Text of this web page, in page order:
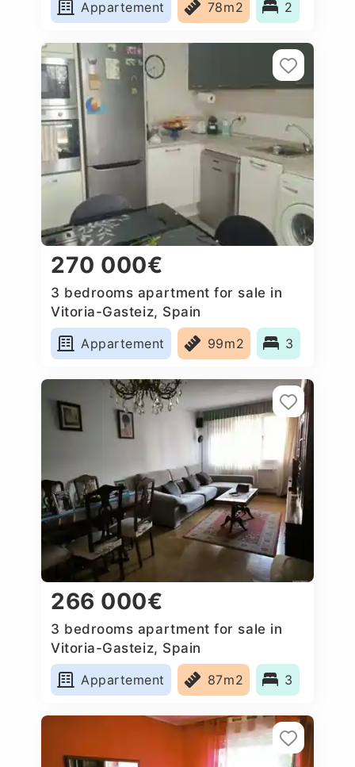
Appartement 78m2 2
270 000€
3 bedrooms apartment for sale in
Vitoria-Gasteiz, Spain
Appartement
99m2 3
266 000€
3 bedrooms apartment for sale in
Vitoria-Gasteiz, Spain
Appartement
87m2 3